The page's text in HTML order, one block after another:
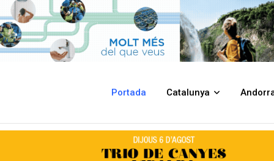
Portada Catalunya
l’Ajust i la 9a Fira del Monestir